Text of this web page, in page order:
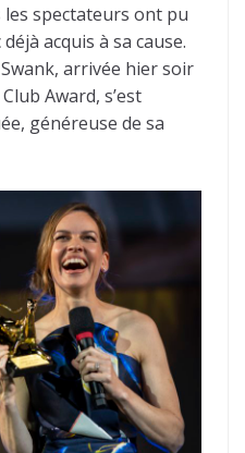
les spectateurs ont pu
acquis à sa cause.
arrivée hier soir
Award, s’est
généreuse de sa